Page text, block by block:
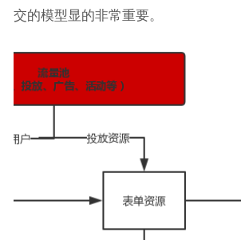
交的模型显的非常重要。